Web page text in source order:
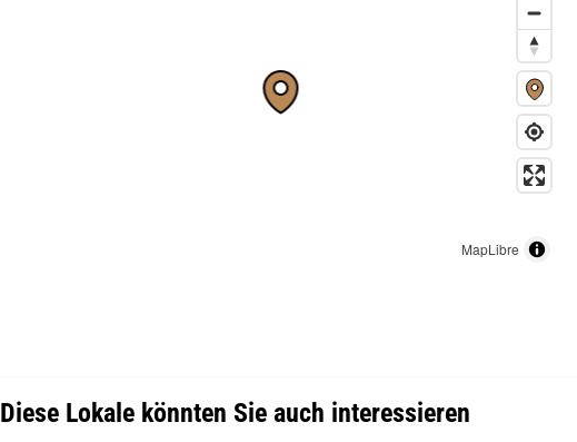
MapLibre
Diese Lokale könnten Sie auch interessieren